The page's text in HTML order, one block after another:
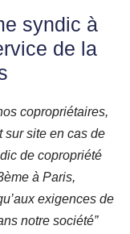
syndic à
de la
copropriétaires,
sur site en cas de
de copropriété
à Paris,
exigences de
notre société”